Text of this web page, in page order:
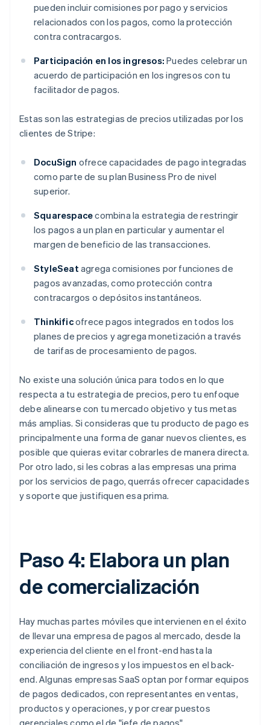
pueden incluir comisiones por pago y servicios
relacionados con los pagos, como la protección
contra contracargos.
Participación en los ingresos: Puedes celebrar un
acuerdo de participación en los ingresos con tu
facilitador de pagos.
Estas son las estrategias de precios utilizadas por los
clientes de Stripe:
DocuSign ofrece capacidades de pago integradas
como parte de su plan Business Pro de nivel
superior.
Squarespacecombina la estrategia de restringir
los pagos a un plan en particular y aumentar el
margen de beneficio de las transacciones.
StyleSeat agrega comisiones por funciones de
pagos avanzadas, como protección contra
contracargos o depósitos instantáneos.
Thinkificofrece pagos integrados en todos los
planes de precios y agrega monetización a través
de tarifas de procesamiento de pagos.
No existe una solución única para todos en lo que
respecta a tu estrategia de precios, pero tu enfoque
debe alinearse con tu mercado objetivo y tus metas
más amplias. Si consideras que tu producto de pago es
principalmente una forma de ganar nuevos clientes, es
posible que quieras evitar cobrarles de manera directa.
Por otro lado, si les cobras a las empresas una prima
por los servicios de pago, querrás ofrecer capacidades
y soporte que justifiquen esa prima.
Paso 4: Elabora un plan
de comercialización
Hay muchas partes móviles que intervienen en el éxito
de llevar una empresa de pagos al mercado, desde la
experiencia del cliente en el front-end hasta la
conciliación de ingresos y los impuestos en el back-
end. Algunas empresas SaaS optan por formar equipos
de pagos dedicados, con representantes en ventas,
productos y operaciones, y por crear puestos